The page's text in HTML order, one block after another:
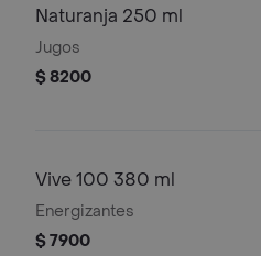
Naturanja 250 ml
Jugos
$ 8200
Vive 100 380 ml
Energizantes
$ 7900